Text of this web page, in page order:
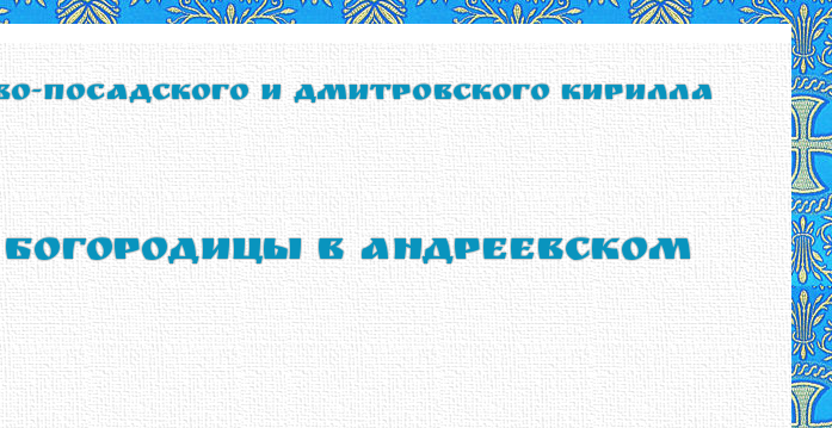
Посадского и Дмитровского Кирилла
в Андреевском